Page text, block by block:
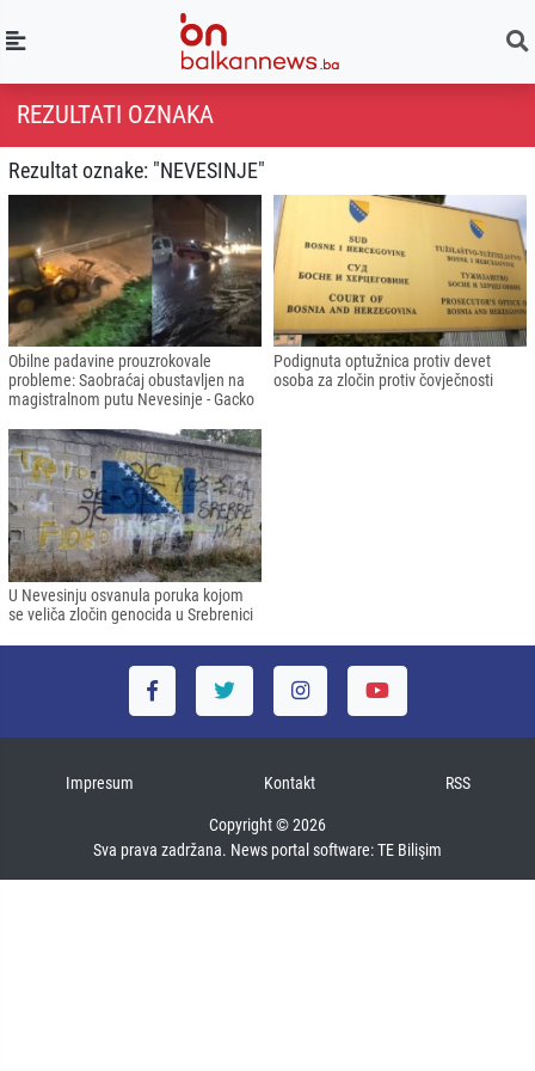
REZULTATI OZNAKA
Rezultat oznake: "NEVESINJE"
Obilne padavine prouzrokovale
probleme: Saobraćaj obustavljen na
magistralnom putu Nevesinje - Gacko
Podignuta optužnica protiv devet
osoba za zločin protiv čovječnosti
U Nevesinju osvanula poruka kojom
se veliča zločin genocida u Srebrenici
Impresum Kontakt RSS
Copyright © 2026
Sva prava zadržana. News portal software:TE Bilişim